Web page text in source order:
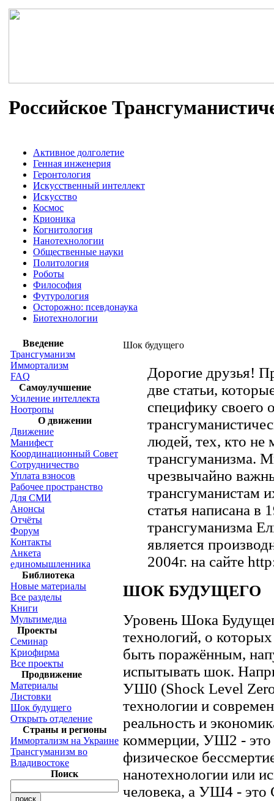
Российское
Активное долголетие
Генная инженерия
Геронтология
Искусственный интеллект
Искусство
Космос
Крионика
Когнитология
Нанотехнологии
Общественные науки
Политология
Роботы
Философия
Футурология
Осторожно: псевдонаука
Биотехнологии
Введение
Трансгуманизм
Иммортализм
FAQ
Самоулучшение
Усиление интеллекта
Ноотропы
О движении
Движение
Манифест
Координационный Совет
Сотрудничество
Уплата взносов
Рабочее пространство
Для СМИ
Анонсы
Отчёты
Форум
Контакты
Анкета
единомышленника
Библиотека
Новые материалы
Все разделы
Книги
Мультимедиа
Проекты
Семинар
Криофирма
Все проекты
Продвижение
Материалы
Листовки
Шок будущего
Открыть отделение
Страны и регионы
Иммортализм на Украине
Трансгуманизм во
Владивостоке
Поиск
Шок будущего
Дорогие друзья!
две статьи,
специфику своего
людей, тех, кто не
трансгуманизма.
чрезвычайно
трансгуманистам
статья написана
трансгуманизма
является
2004г. на сайте
ШОК БУДУЩЕГО
Уровень Шока
технологий, о
быть поражённым,
испытывать шок.
УШ0 (Shock Level
технологии и
реальность и
коммерции, УШ2 - это
физическое
нанотехнологии или
человека, а УШ4 - это